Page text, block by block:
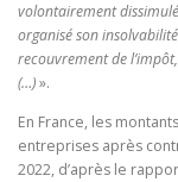
volontairement
organisé son
recouvrement de
(…)».
En France, les
entreprises après
2022, d’après le